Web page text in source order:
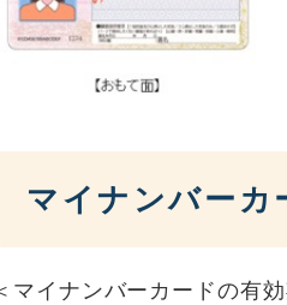
マイナンバーカ
マイナンバーカードの有効